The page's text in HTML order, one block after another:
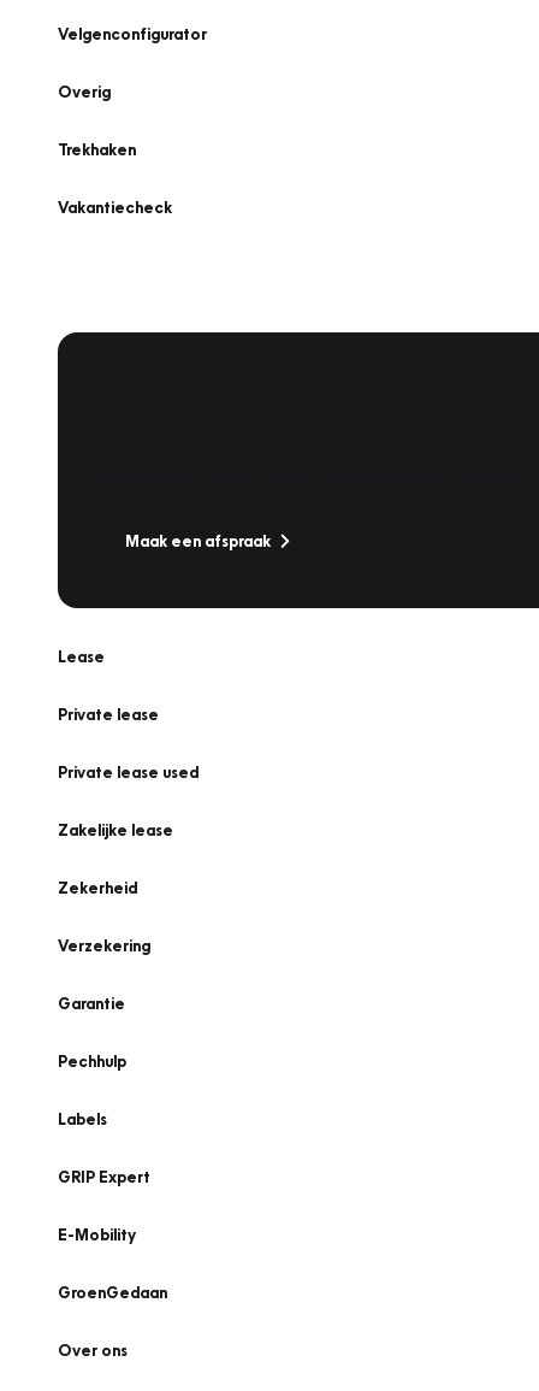
Velgenconfigurator
Overig
Trekhaken
Vakantiecheck
Maak een afspraak
Lease
Private lease
Private lease used
Zakelijke lease
Zekerheid
Verzekering
Garantie
Pechhulp
Labels
GRIP Expert
E-Mobility
GroenGedaan
Over ons